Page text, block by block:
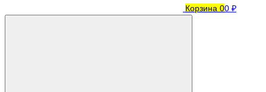
Корзина 00 ₽